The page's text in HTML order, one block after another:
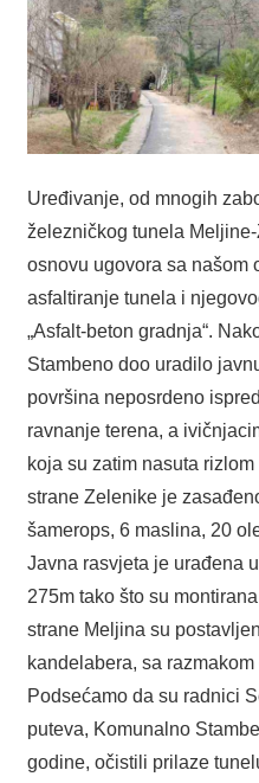
Uređivanje, od mnogih
železničkog tunela
osnovu ugovora sa našom
asfaltiranje tunela i
„Asfalt-beton gradnja“.
Stambeno doo uradilo
površina neposrdeno
ravnanje terena, a
koja su zatim nasuta
strane Zelenike je
šamerops, 6 maslina, 20
Javna rasvjeta je urađena
275m tako što su
strane Meljina su
kandelabera, sa razmakom
Podsećamo da su radnici
puteva, Komunalno
godine, očistili prilaze